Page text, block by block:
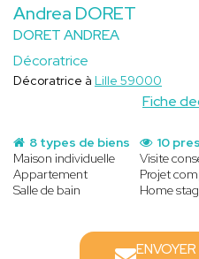
Andrea DORET
DORET ANDREA
Décoratrice
Fiche
Décoratrice à Lille 59000
8 types de biens
Maison individuelle
Appartement
Salle de bain
10
Visite
Projet
Home